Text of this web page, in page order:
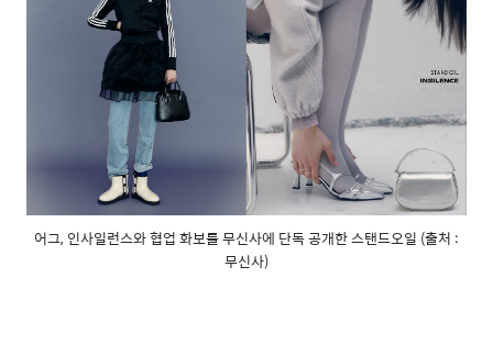
어그, 인사일런스와 협업 화보를 무신사에 단독 공개한 스탠드오일 (출처 :
무신사)